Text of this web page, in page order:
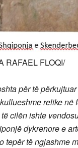
RAFAEL FLOQI/
për të
relike në
cilën ishte
dykrenore e
tepër të ngjashme